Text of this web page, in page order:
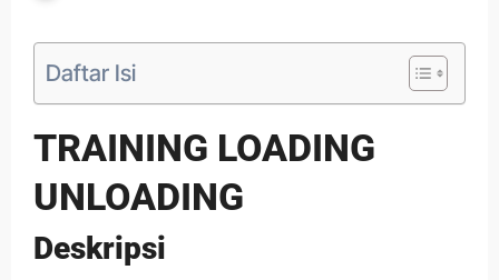
Daftar Isi
TRAINING LOADING
UNLOADING
Deskripsi